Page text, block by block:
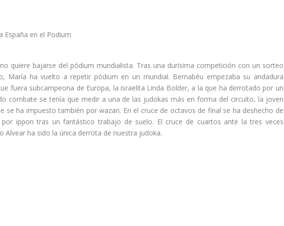
quiere bajarse del pódium mundialista. Tras una durísima competición con un sorteo
María ha vuelto a repetir pódium en un mundial. Bernabéu empezaba su andadura
fuera subcampeona de Europa, la israelita Linda Bolder, a la que ha derrotado por un
combate se tenía que medir a una de las judokas más en forma del circuito, la joven
se ha impuesto también por wazari. En el cruce de octavos de final se ha deshecho de
ippon tras un fantástico trabajo de suelo. El cruce de cuartos ante la tres veces
Alvear ha sido la única derrota de nuestra judoka.